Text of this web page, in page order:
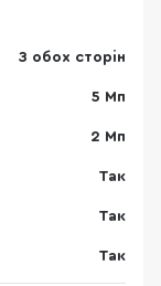
З обох сторін
5 Мп
2 Мп
Так
Так
Так